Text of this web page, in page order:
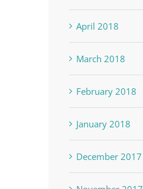
April 2018
March 2018
February 2018
January 2018
December 2017